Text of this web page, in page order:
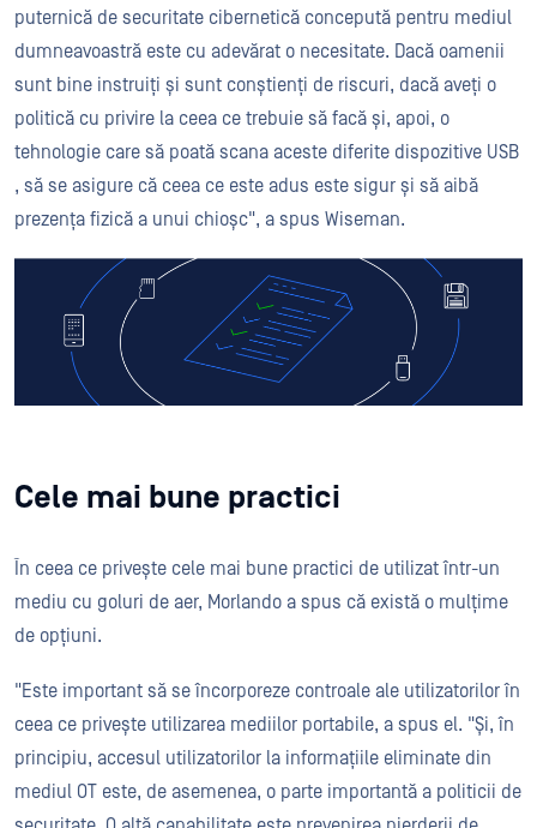
puternică de securitate cibernetică concepută pentru mediul
dumneavoastră este cu adevărat o necesitate. Dacă oamenii
sunt bine instruiți și sunt conștienți de riscuri, dacă aveți o
politică cu privire la ceea ce trebuie să facă și, apoi, o
tehnologie care să poată scana aceste diferite dispozitive USB
, să se asigure că ceea ce este adus este sigur și să aibă
prezența fizică a unui chioșc", a spus Wiseman.
Cele mai bune practici
În ceea ce privește cele mai bune practici de utilizat într-un
mediu cu goluri de aer, Morlando a spus că există o mulțime
de opțiuni.
"Este important să se încorporeze controale ale utilizatorilor în
ceea ce privește utilizarea mediilor portabile, a spus el. "Și, în
principiu, accesul utilizatorilor la informațiile eliminate din
mediul OT este, de asemenea, o parte importantă a politicii de